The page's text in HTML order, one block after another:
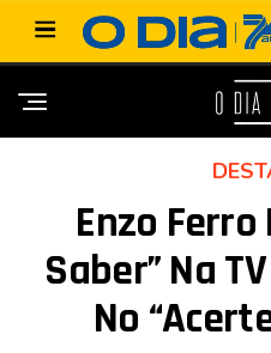
Enzo Ferro
Saber” Na
No